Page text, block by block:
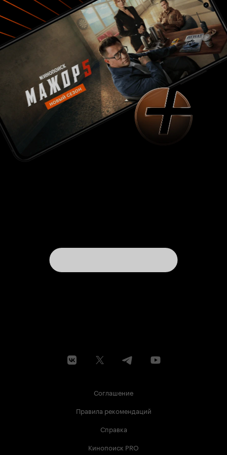
Соглашение
Правила рекомендаций
Справка
Кинопоиск PRO